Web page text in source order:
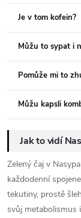
Je v tom kofein?
Můžu to sypat i
Pomůže mi to
Můžu kapsli
Jak to vidí
Zelený čaj v
každodenní
tekutiny, prostě
svůj metabolismus